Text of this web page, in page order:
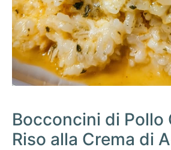
Bocconcini di Pollo
Riso alla Crema di